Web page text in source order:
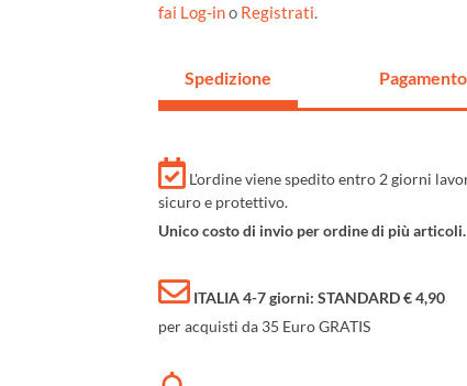
fai Log-ino Registrati.
Spedizione Pagamento
L'ordine viene spedito entro 2 giorni
sicuro e protettivo.
Unico costo di invio per ordine di più articoli.
ITALIA 4-7 giorni: STANDARD € 4,90
per acquisti da 35 Euro GRATIS